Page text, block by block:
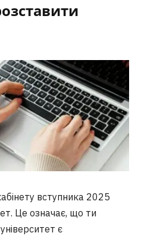
вступника 2025
Це означає, що ти
є